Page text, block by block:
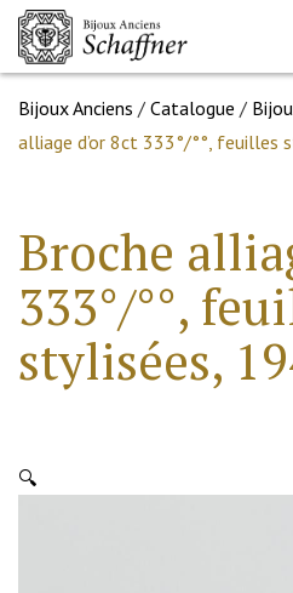
Bijoux Anciens / Catalogue /
alliage d’or 8ct 333°/°°, feuilles
Broche
333°/°°,
stylisées,
🔍